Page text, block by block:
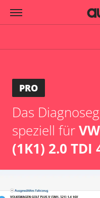
PRO
Das
speziell für
(1K1) 2.0